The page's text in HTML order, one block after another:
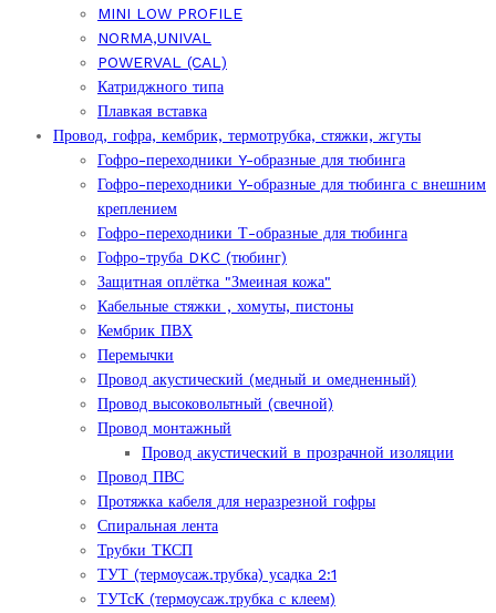
MINI LOW PROFILE
NORMA,UNIVAL
POWERVAL (CAL)
Катриджного типа
Плавкая вставка
Провод, гофра, кембрик, термотрубка, стяжки, жгуты
Гофро-переходники Y-образные для тюбинга
Гофро-переходники Y-образные для тюбинга с внешним
креплением
Гофро-переходники Т-образные для тюбинга
Гофро-труба DKC (тюбинг)
Защитная оплётка "Змеиная кожа"
Кабельные стяжки , хомуты, пистоны
Кембрик ПВХ
Перемычки
Провод акустический (медный и омедненный)
Провод высоковольтный (свечной)
Провод монтажный
Провод акустический в прозрачной изоляции
Провод ПВС
Протяжка кабеля для неразрезной гофры
Спиральная лента
Трубки ТКСП
ТУТ (термоусаж.трубка) усадка 2:1
ТУТсК (термоусаж.трубка с клеем)